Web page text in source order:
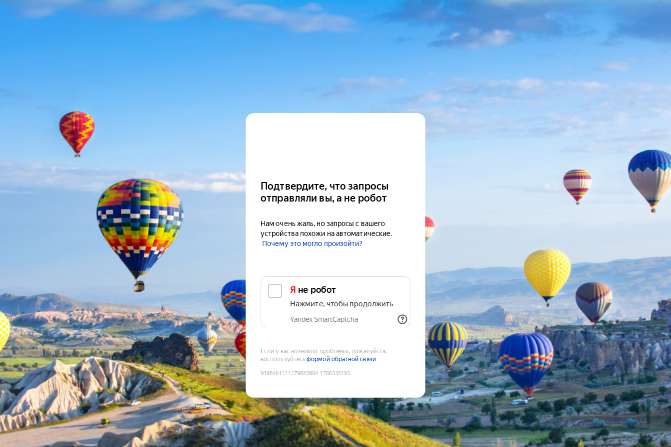
Подтвердите, что запросы
отправляли вы, а не робот
Нам очень жаль, но запросы с вашего
устройства похожи на автоматические.
Почему это могло произойти?
Я не робот
Нажмите, чтобы продолжить
Yandex SmartCaptcha
Если у вас возникли проблемы, пожалуйста,
воспользуйтесьформой обратной связи
9198461111179843984:1786335193